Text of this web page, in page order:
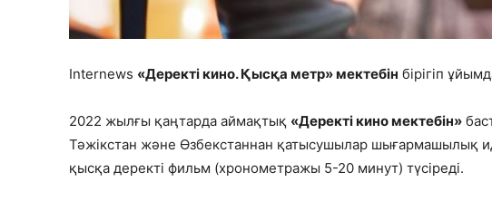
Internews «Деректі кино. Қысқа метр» мектебін бірігіп
2022 жылғы қаңтарда аймақтық «Деректі кино мектебін»
Тәжікстан және Өзбекстаннан қатысушылар шығармашылық
қысқа деректі фильм (хронометражы 5-20 минут) түсіреді.